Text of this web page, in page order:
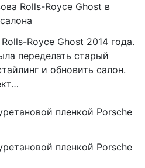
Rolls-Royce Ghost в
Royce Ghost 2014 года.
переделать старый
и обновить салон.
пленкой Porsche
пленкой Porsche